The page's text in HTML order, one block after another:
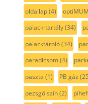
oldallap(4) optiMUM
palack-tartály(34)
palacktároló(34)
paradicsom(4)
paszta (1) PB gáz
pezsgő szín(2)